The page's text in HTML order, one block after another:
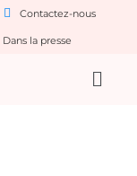
Contactez-nous
Dans la presse